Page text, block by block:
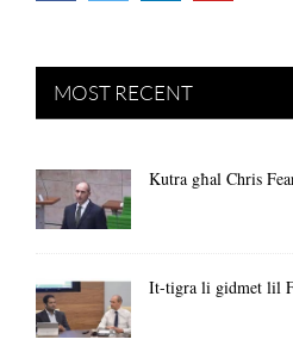
MOST RECENT
Kutra għal Chris
It-tigra li gidmet lil